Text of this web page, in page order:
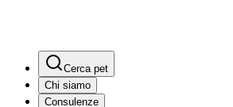
Cerca pet
Chi siamo
Consulenze